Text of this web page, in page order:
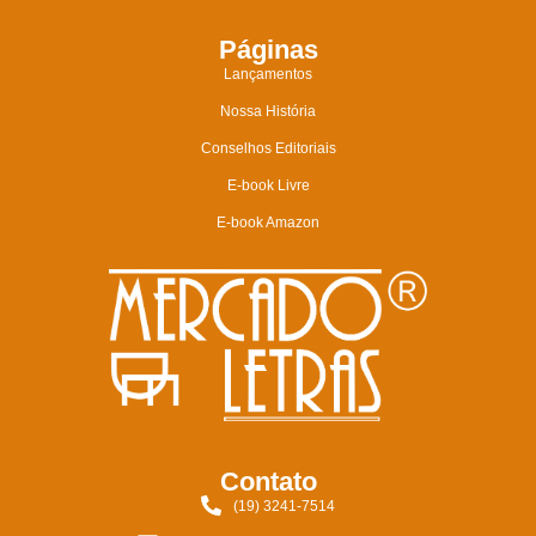
Páginas
Lançamentos
Nossa História
Conselhos Editoriais
E-book Livre
E-book Amazon
Contato
(19) 3241-7514